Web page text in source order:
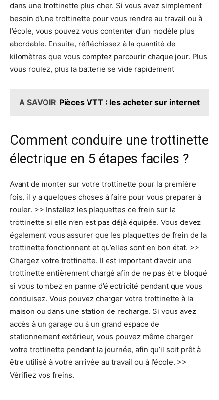
dans une trottinette plus cher. Si vous avez simplement
besoin d’une trottinette pour vous rendre au travail ou à
l’école, vous pouvez vous contenter d’un modèle plus
abordable. Ensuite, réfléchissez à la quantité de
kilomètres que vous comptez parcourir chaque jour. Plus
vous roulez, plus la batterie se vide rapidement.
A SAVOIR Pièces VTT : les acheter sur internet
Comment conduire une trottinette
électrique en 5 étapes faciles ?
Avant de monter sur votre trottinette pour la première
fois, il y a quelques choses à faire pour vous préparer à
rouler. >> Installez les plaquettes de frein sur la
trottinette si elle n’en est pas déjà équipée. Vous devez
également vous assurer que les plaquettes de frein de la
trottinette fonctionnent et qu’elles sont en bon état. >>
Chargez votre trottinette. Il est important d’avoir une
trottinette entièrement chargé afin de ne pas être bloqué
si vous tombez en panne d’électricité pendant que vous
conduisez. Vous pouvez charger votre trottinette à la
maison ou dans une station de recharge. Si vous avez
accès à un garage ou à un grand espace de
stationnement extérieur, vous pouvez même charger
votre trottinette pendant la journée, afin qu’il soit prêt à
être utilisé à votre arrivée au travail ou à l’école. >>
Vérifiez vos freins.